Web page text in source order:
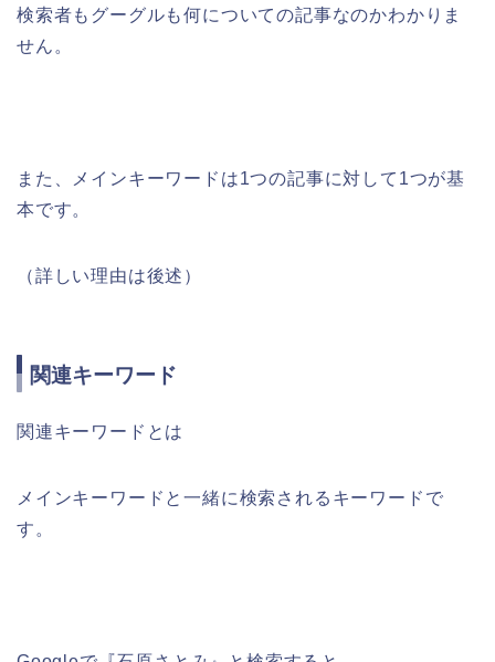
検索者もグーグルも何についての記事なのかわかりま
せん。
また、メインキーワードは1つの記事に対して1つが基
本です。
（詳しい理由は後述）
関連キーワード
関連キーワードとは
メインキーワードと一緒に検索されるキーワードで
す。